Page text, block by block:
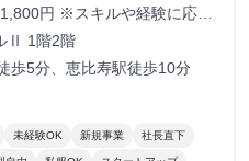
円 ※スキルや経験に応じ
月給: 230,000円〜 ※毎月行う
性あり ※年間の昇給平均額
1年半 500,000円 /入社2年
Ⅱ 1階2階
歩5分、恵比寿駅徒歩10分
未経験OK 新規事業 社長直下